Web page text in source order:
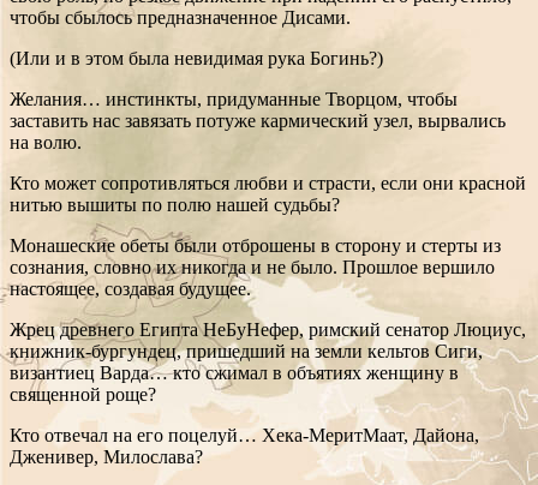
чтобы сбылось предназначенное Дисами.
(Или и в этом была невидимая рука Богинь?)
Желания… инстинкты, придуманные Творцом, чтобы
заставить нас завязать потуже кармический узел, вырвались
на волю.
Кто может сопротивляться любви и страсти, если они красной
нитью вышиты по полю нашей судьбы?
Монашеские обеты были отброшены в сторону и стерты из
сознания, словно их никогда и не было. Прошлое вершило
настоящее, создавая будущее.
Жрец древнего Египта НеБуНефер, римский сенатор Люциус,
книжник-бургундец, пришедший на земли кельтов Сиги,
византиец Варда… кто сжимал в объятиях женщину в
священной роще?
Кто отвечал на его поцелуй… Хека-МеритМаат, Дайона,
Дженивер, Милослава?